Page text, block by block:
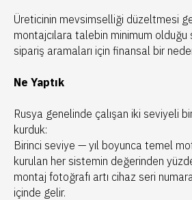
Üreticinin mevsimselliği düzeltmesi
montajcılara talebin minimum olduğu
sipariş aramaları için finansal bir
Ne Yaptık
Rusya genelinde çalışan iki seviyeli
kurduk:
Birinci seviye — yıl boyunca temel
kurulan her sistemin değerinden
montaj fotoğrafı artı cihaz seri
içinde gelir.